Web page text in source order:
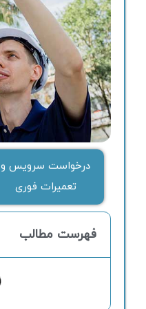
درخواست سرویس و
تعمیرات فوری
فهرست مطالب